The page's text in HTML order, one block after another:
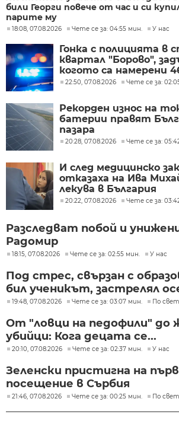
били Георги повече от час и си
парите му
18:08, 07.08.2026 Чете се за: 04:55 мин. У нас
Гонка с полицията в
квартал "Борово",
когото са намерени
22:50, 07.08.2026 Чете се за:
Рекорден износ на
батерии правят
пазара
20:28, 07.08.2026 Чете се за:
И след медицинско
отказаха на Ива
лекува в България
20:22, 07.08.2026 Чете се за:
Разследват побой и
Радомир
18:15, 07.08.2026 Чете се за: 02:55 мин. У нас
Под стрес, свързан с
бил ученикът, застрелял
19:48, 07.08.2026 Чете се за: 03:07 мин. По
От "ловци на педофили" до
убийци: Кога децата се...
20:10, 07.08.2026 Чете се за: 02:37 мин. У нас
Зеленски пристигна на
посещение в Сърбия
21:46, 07.08.2026 Чете се за: 00:25 мин. По